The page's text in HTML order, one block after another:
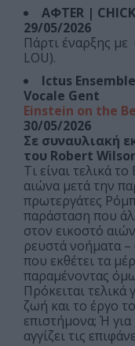
AΦTER |
29/05/2026
Πάρτι έναρξης με
LOU).
Ictus
Vocale Gent
Einstein on the
30/05/2026
Σε συναυλιακή
του Robert
Τι είναι τελικά
αιώνα μετά την
πρωτεργάτες
παράσταση που
στον εικοστό
ρευστά νοήματα
που εκθέτει τα
παραμένοντας
Πρόκειται
ζωή και το έργο
επιστήμονα; Ή
αγγίζει τις